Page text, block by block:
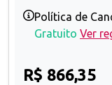
Política de
Gratuito Ver
R$ 866,35